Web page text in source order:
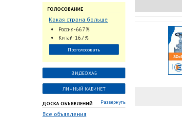
ГОЛОСОВАНИЕ
Какая страна больше
всего поставляет
трубопроводную
арматуру в химическую
отрасль?
Россия-66.7%
Китай-16.7%
Проголосовать
ВИДЕОХАБ
ЛИЧНЫЙ КАБИНЕТ
ДОСКА ОБЪЯВЛЕНИЙ Развернуть
Все объявления